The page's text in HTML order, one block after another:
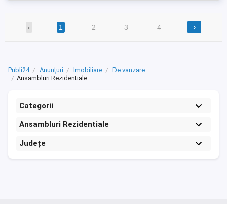
‹ 1 2 3 4 ›
Publi24 Anunțuri Imobiliare
De vanzare
Ansambluri Rezidentiale
Categorii
Ansambluri Rezidentiale
Județe